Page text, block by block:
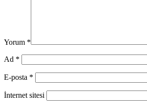
Yorum *
Ad *
E-posta *
İnternet sitesi